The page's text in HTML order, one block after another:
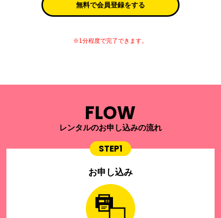
無料で会員登録をする
※1分程度で完了できます。
FLOW
レンタルのお申し込みの流れ
STEP1
お申し込み